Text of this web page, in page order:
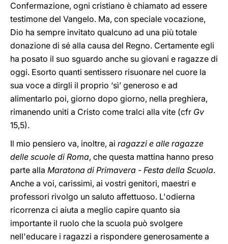
Confermazione, ogni cristiano è chiamato ad essere
testimone del Vangelo. Ma, con speciale vocazione,
Dio ha sempre invitato qualcuno ad una più totale
donazione di sé alla causa del Regno. Certamente egli
ha posato il suo sguardo anche su giovani e ragazze di
oggi. Esorto quanti sentissero risuonare nel cuore la
sua voce a dirgli il proprio ‘sì’ generoso e ad
alimentarlo poi, giorno dopo giorno, nella preghiera,
rimanendo uniti a Cristo come tralci alla vite (cfr Gv
15,5).
Il mio pensiero va, inoltre, ai ragazzi e alle ragazze
delle scuole di Roma, che questa mattina hanno preso
parte alla Maratona di Primavera - Festa della Scuola.
Anche a voi, carissimi, ai vostri genitori, maestri e
professori rivolgo un saluto affettuoso. L'odierna
ricorrenza ci aiuta a meglio capire quanto sia
importante il ruolo che la scuola può svolgere
nell'educare i ragazzi a rispondere generosamente a